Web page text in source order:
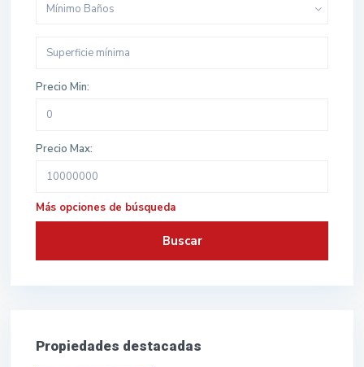
Mínimo Baños
Precio Min:
Precio Max:
Más opciones de búsqueda
Buscar
Propiedades destacadas